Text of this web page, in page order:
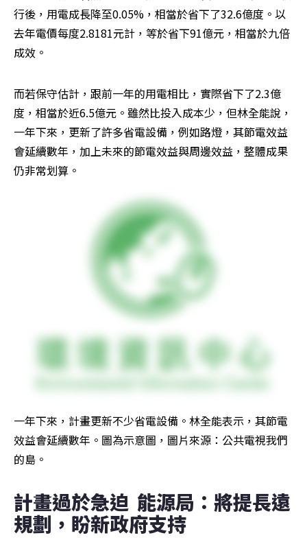
行後，用電成長降至0.05%，相當於省下了32.6億度。以
去年電價每度2.8181元計，等於省下91億元，相當於九倍
成效。
而若保守估計，跟前一年的用電相比，實際省下了2.3億
度，相當於近6.5億元。雖然比投入成本少，但林全能說，
一年下來，更新了許多省電設備，例如路燈，其節電效益
會延續數年，加上未來的節電效益與周邊效益，整體成果
仍非常划算。
一年下來，計畫更新不少省電設備。林全能表示，其節電
效益會延續數年。圖為示意圖，圖片來源：公共電視我們
的島。
計畫過於急迫  能源局：將提長遠
規劃，盼新政府支持